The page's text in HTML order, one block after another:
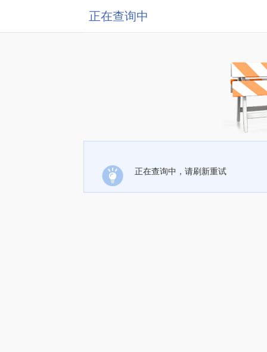
正在查询中
正在查询中，请刷新重试